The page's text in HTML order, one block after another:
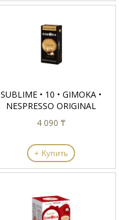
SUBLIME • 10 • GIMOKA •
NESPRESSO ORIGINAL
4 090 ₸
+ Купить